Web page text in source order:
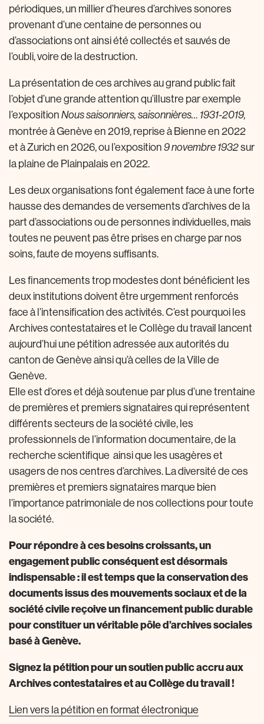
périodiques, un millier d’heures d’archives sonores
provenant d’une centaine de personnes ou
d’associations ont ainsi été collectés et sauvés de
l’oubli, voire de la destruction.
La présentation de ces archives au grand public fait
l’objet d’une grande attention qu’illustre par exemple
l’exposition Nous saisonniers, saisonnières… 1931-2019,
montrée à Genève en 2019, reprise à Bienne en 2022
et à Zurich en 2026, ou l’exposition 9 novembre 1932sur
la plaine de Plainpalais en 2022.
Les deux organisations font également face à une forte
hausse des demandes de versements d’archives de la
part d’associations ou de personnes individuelles, mais
toutes ne peuvent pas être prises en charge par nos
soins, faute de moyens suffisants.
Les financements trop modestes dont bénéficient les
deux institutions doivent être urgemment renforcés
face à l’intensification des activités. C’est pourquoi les
Archives contestataires et le Collège du travail lancent
aujourd’hui une pétition adressée aux autorités du
canton de Genève ainsi qu’à celles de la Ville de
Genève.
Elle est d’ores et déjà soutenue par plus d’une trentaine
de premières et premiers signataires qui représentent
différents secteurs de la société civile, les
professionnels de l’information documentaire, de la
recherche scientifique ainsi que les usagères et
usagers de nos centres d’archives. La diversité de ces
premières et premiers signataires marque bien
l’importance patrimoniale de nos collections pour toute
la société.
Pour répondre à ces besoins croissants, un
engagement public conséquent est désormais
indispensable : il est temps que la conservation des
documents issus des mouvements sociaux et de la
société civile reçoive un financement public durable
pour constituer un véritable pôle d’archives sociales
basé à Genève.
Signez la pétition pour un soutien public accru aux
Archives contestataires et au Collège du travail !
Lien vers la pétition en format électronique